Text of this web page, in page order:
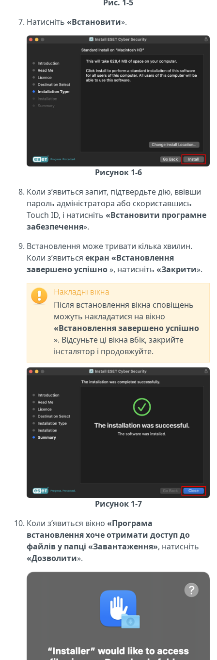
Рис. 1-5
Натисніть «Встановити».
Рисунок 1-6
Коли з’явиться запит, підтвердьте дію, ввівши
пароль адміністратора або скориставшись
Touch ID, і натисніть «Встановити програмне
забезпечення».
Встановлення може тривати кілька хвилин.
Коли з’явиться екран «Встановлення
завершено успішно», натисніть «Закрити».
Накладні вікна
Після встановлення вікна сповіщень
можуть накладатися на вікно
«Встановлення завершено успішно
». Відсуньте ці вікна вбік, закрийте
інсталятор і продовжуйте.
Рисунок 1-7
Коли з’явиться вікно «Програма
встановлення хоче отримати доступ до
файлів у папці «Завантаження», натисніть
«Дозволити».